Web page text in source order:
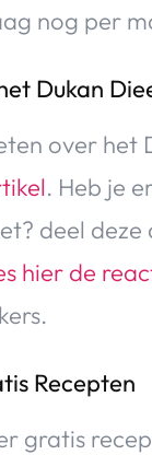
nog per
Dukan
over het
. Heb je
deel deze
hier de
Recepten
gratis